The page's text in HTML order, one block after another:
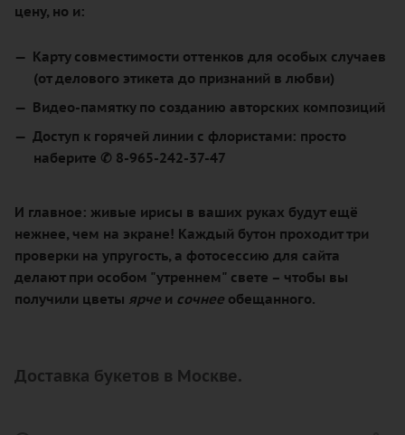
цену, но и:
Карту совместимости оттенков для особых случаев
(от делового этикета до признаний в любви)
Видео-памятку по созданию авторских композиций
Доступ к горячей линии с флористами: просто
наберите ✆ 8-965-242-37-47
И главное: живые ирисы в ваших руках будут ещё
нежнее, чем на экране! Каждый бутон проходит три
проверки на упругость, а фотосессию для сайта
делают при особом "утреннем" свете – чтобы вы
получили цветы ярче и сочнее обещанного.
Доставка букетов в Москве.